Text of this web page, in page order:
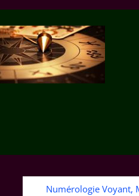
Numérologie Voyant,